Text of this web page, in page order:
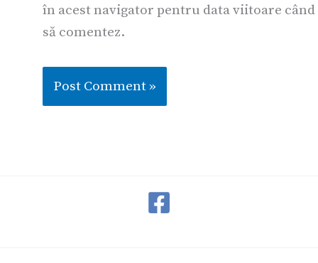
în acest navigator pentru data viitoare când
să comentez.